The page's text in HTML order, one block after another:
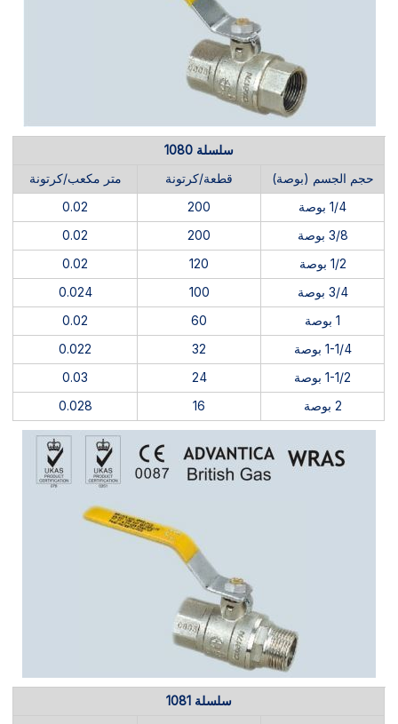
سلسلة 1080
حجم الجسم (بوصة)
قطعة/كرتونة
متر مكعب/كرتونة
1/4 بوصة
200
0.02
3/8 بوصة
200
0.02
1/2 بوصة
120
0.02
3/4 بوصة
100
0.024
1 بوصة
60
0.02
1-1/4 بوصة
32
0.022
1-1/2 بوصة
24
0.03
2 بوصة
16
0.028
سلسلة 1081